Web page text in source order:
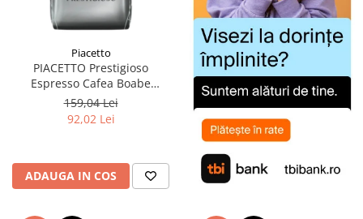
Piacetto
PIACETTO Prestigioso
Espresso Cafea Boabe
Espresso 1kg - (TDV
14.09.2026)
159,04 Lei
92,02 Lei
ADAUGA IN COS